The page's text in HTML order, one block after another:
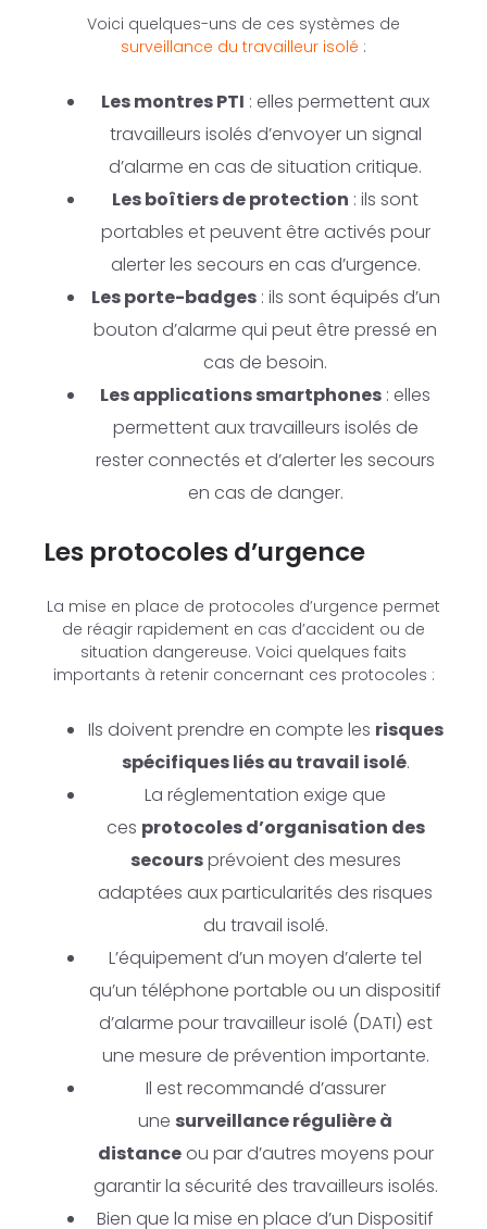
Voici quelques-uns de ces systèmes de
surveillance du travailleur isolé :
Les montres PTI : elles permettent aux
travailleurs isolés d’envoyer un signal
d’alarme en cas de situation critique.
Les boîtiers de protection : ils sont
portables et peuvent être activés pour
alerter les secours en cas d’urgence.
Les porte-badges: ils sont équipés d’un
bouton d’alarme qui peut être pressé en
cas de besoin.
Les applications smartphones : elles
permettent aux travailleurs isolés de
rester connectés et d’alerter les secours
en cas de danger.
Les protocoles d’urgence
La mise en place de protocoles d’urgence permet
de réagir rapidement en cas d’accident ou de
situation dangereuse. Voici quelques faits
importants à retenir concernant ces protocoles :
Ils doivent prendre en compte les risques
spécifiques liés au travail isolé.
La réglementation exige que
ces protocoles d’organisation des
secoursprévoient des mesures
adaptées aux particularités des risques
du travail isolé.
L’équipement d’un moyen d’alerte tel
qu’un téléphone portable ou un dispositif
d’alarme pour travailleur isolé (DATI) est
une mesure de prévention importante.
Il est recommandé d’assurer
une surveillance régulière à
distanceou par d’autres moyens pour
garantir la sécurité des travailleurs isolés.
Bien que la mise en place d’un Dispositif